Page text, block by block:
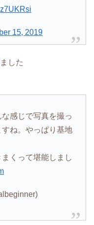
15, 2019
した
感じで写真を撮っ
ね。やっぱり基地
くって堪能しまし